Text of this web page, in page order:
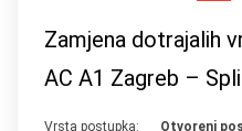
Zamjena dotrajalih
AC A1 Zagreb –
Vrsta postupka: Otvoreni